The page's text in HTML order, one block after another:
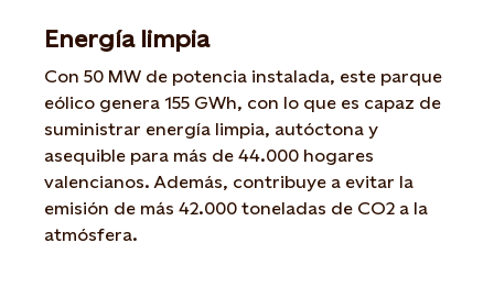
Energía limpia
Con 50 MW de potencia instalada, este parque
eólico genera 155 GWh, con lo que es capaz de
suministrar energía limpia, autóctona y
asequible para más de 44.000 hogares
valencianos. Además, contribuye a evitar la
emisión de más 42.000 toneladas de CO2 a la
atmósfera.